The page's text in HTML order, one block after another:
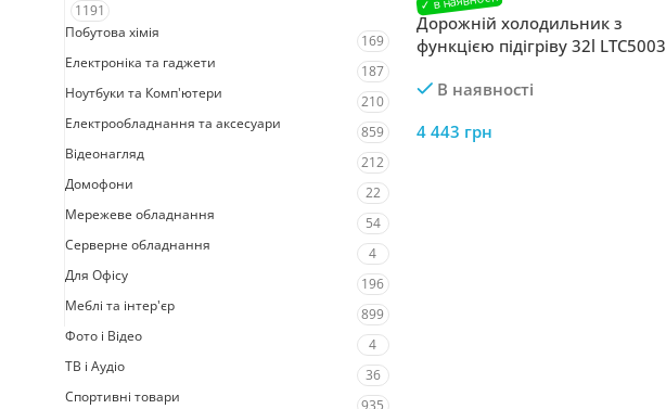
1191
Побутова хімія
169
Електроніка та гаджети
187
Ноутбуки та Комп'ютери
210
Електрообладнання та аксесуари
859
Відеонагляд
212
Домофони
22
Мережеве обладнання
54
Серверне обладнання
4
Для Офісу
196
Меблі та інтер'єр
899
Фото і Відео
4
ТВ і Аудіо
36
Спортивні товари
935
Дорожній холодильник з
функцією підігріву 32l LTC5003
В наявності
4 443 грн